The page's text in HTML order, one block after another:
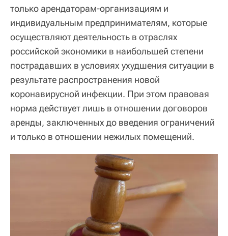
только арендаторам-организациям и
индивидуальным предпринимателям, которые
осуществляют деятельность в отраслях
российской экономики в наибольшей степени
пострадавших в условиях ухудшения ситуации в
результате распространения новой
коронавирусной инфекции. При этом правовая
норма действует лишь в отношении договоров
аренды, заключенных до введения ограничений
и только в отношении нежилых помещений.